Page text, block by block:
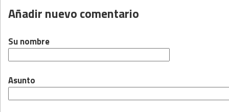
Añadir nuevo comentario
Su nombre
Asunto